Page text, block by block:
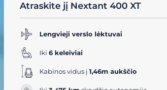
Atraskite jį Nextant 400 XT
Lengvieji verslo lėktuvai
Iki 6 keleiviai
Kabinos vidus į 1,46m aukščio